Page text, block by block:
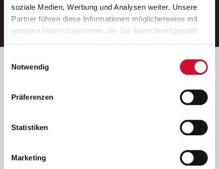
soziale Medien, Werbung und Analysen weiter. Unsere
Partner führen diese Informationen möglicherweise mit
weiteren Daten zusammen, die Sie ihnen bereitgestellt
Wenn Sie auf „Cookies zulassen“ klicken, so stimmen
Sie der Speicherung sämtlicher Cookies zu. Sie können
Ihre Einwilligung selbstverständlich jederzeit widerrufen,
indem Sie die Cookie-Einstellungen aufrufen und diese
unsererDatenschutzerklärung
Notwendig
Präferenzen
Statistiken
Marketing
E-Mail-Adresse eintragen
Betreiber der Webseite
Kantstraße 45a
(Ein Tochterunternehmen des AWO Bezirksverbandes Unterfranken
e.V.)